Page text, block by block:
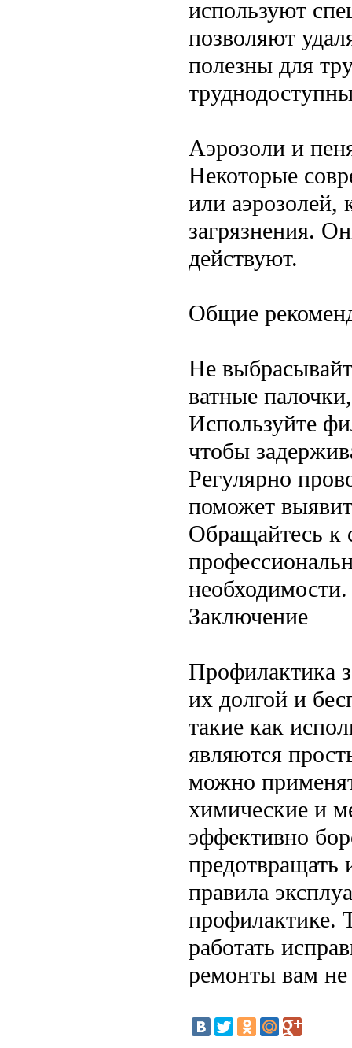
используют
позволяют
полезны для
Аэрозоли и
Некоторые
или аэрозолей,
загрязнения.
действуют.
Общие
Не
ватные
Используйте
чтобы
Регулярно
поможет
Обращайтесь к
необходимости.
Заключение
Профилактика
их долгой и
такие как
являются
можно
химические и
эффективно
предотвращать
правила
профилактике.
работать
ремонты вам не